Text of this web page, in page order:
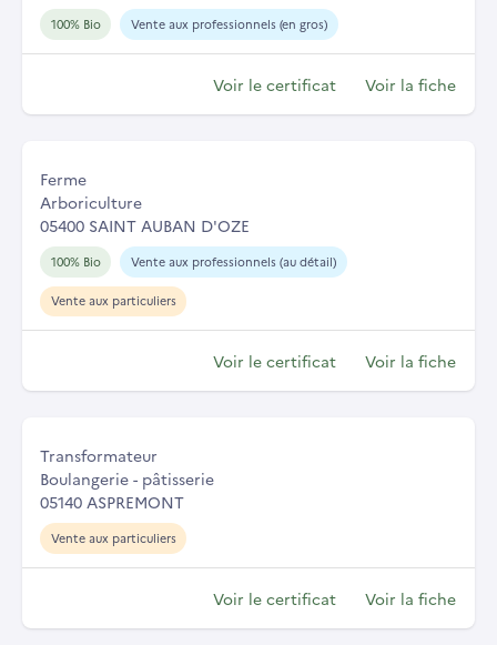
100% Bio Vente aux professionnels (en gros)
Voir le certificat Voir la fiche
Ferme
Arboriculture
05400 SAINT AUBAN D'OZE
100% Bio Vente aux professionnels (au détail)
Vente aux particuliers
Voir le certificat Voir la fiche
Transformateur
Boulangerie - pâtisserie
05140 ASPREMONT
Vente aux particuliers
Voir le certificat Voir la fiche